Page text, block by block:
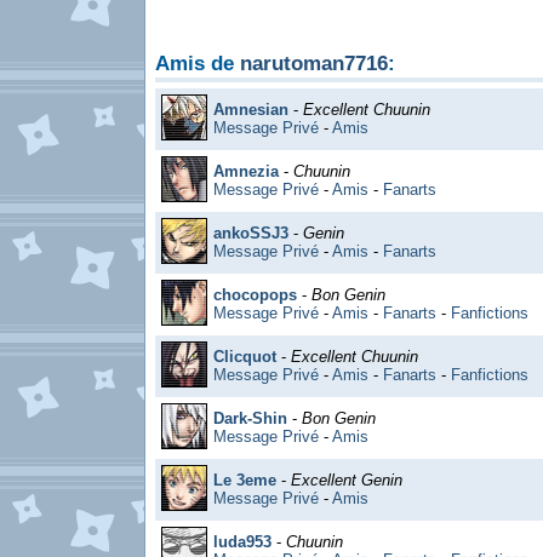
Amis de narutoman7716:
Amnesian - Excellent Chuunin
Message Privé - Amis
Amnezia- Chuunin
Message Privé - Amis - Fanarts
ankoSSJ3 - Genin
Message Privé - Amis - Fanarts
chocopops - Bon Genin
Message Privé - Amis - Fanarts - Fanfictions
Clicquot- Excellent Chuunin
Message Privé - Amis - Fanarts - Fanfictions
Dark-Shin - Bon Genin
Message Privé - Amis
Le 3eme - Excellent Genin
Message Privé - Amis
luda953 - Chuunin